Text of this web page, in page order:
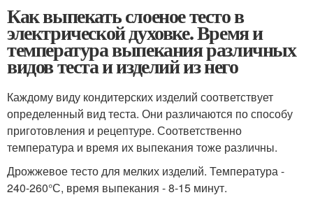
Как выпекать слоеное тесто в
электрической духовке. Время и
температура выпекания различных
видов теста и изделий из него
Каждому виду кондитерских изделий соответствует
определенный вид теста. Они различаются по способу
приготовления и рецептуре. Соответственно
температура и время их выпекания тоже различны.
Дрожжевое тесто для мелких изделий. Температура -
240-260°С, время выпекания - 8-15 минут.